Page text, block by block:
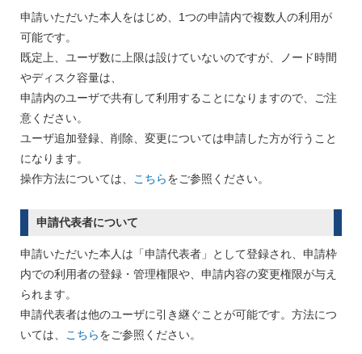
申請いただいた本人をはじめ、1つの申請内で複数人の利用が
可能です。
既定上、ユーザ数に上限は設けていないのですが、ノード時間
やディスク容量は、
申請内のユーザで共有して利用することになりますので、ご注
意ください。
ユーザ追加登録、削除、変更については申請した方が行うこと
になります。
操作方法については、 こちらをご参照ください。
申請代表者について
申請いただいた本人は「申請代表者」として登録され、申請枠
内での利用者の登録・管理権限や、申請内容の変更権限が与え
られます。
申請代表者は他のユーザに引き継ぐことが可能です。方法につ
いては、 こちらをご参照ください。